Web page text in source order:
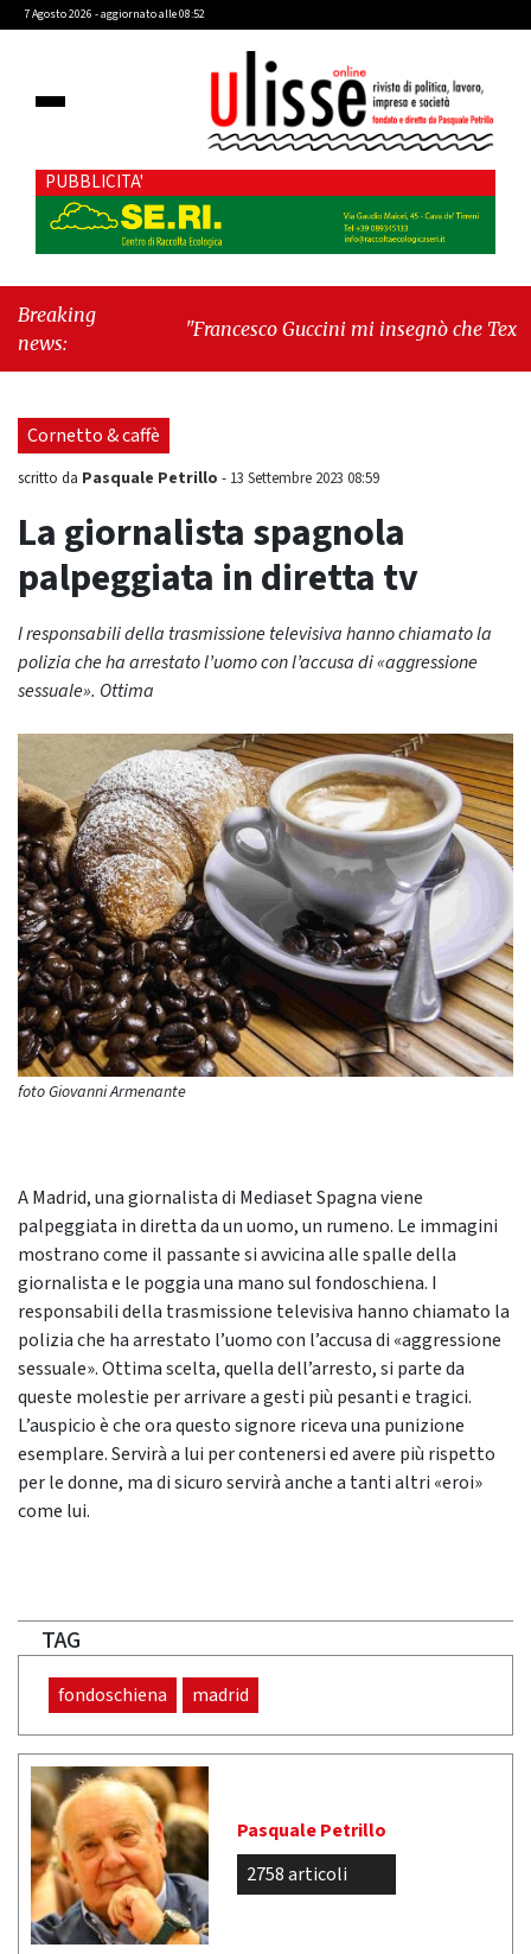
7 Agosto 2026 - aggiornato alle 08:52
PUBBLICITA'
Breaking
news:
"Francesco Guccini mi insegnò che Tex Willer
L'opposizione lascia l'aula al momento del
voto"
Cornetto & caffè
scritto da Pasquale Petrillo - 13 Settembre 2023 08:59
La giornalista spagnola
palpeggiata in diretta tv
I responsabili della trasmissione televisiva hanno chiamato la
polizia che ha arrestato l’uomo con l’accusa di «aggressione
sessuale». Ottima
foto Giovanni Armenante
A Madrid, una giornalista di Mediaset Spagna viene
palpeggiata in diretta da un uomo, un rumeno. Le immagini
mostrano come il passante si avvicina alle spalle della
giornalista e le poggia una mano sul fondoschiena. I
responsabili della trasmissione televisiva hanno chiamato la
polizia che ha arrestato l’uomo con l’accusa di «aggressione
sessuale». Ottima scelta, quella dell’arresto, si parte da
queste molestie per arrivare a gesti più pesanti e tragici.
L’auspicio è che ora questo signore riceva una punizione
esemplare. Servirà a lui per contenersi ed avere più rispetto
per le donne, ma di sicuro servirà anche a tanti altri «eroi»
come lui.
TAG
fondoschiena madrid
Pasquale Petrillo
2758 articoli